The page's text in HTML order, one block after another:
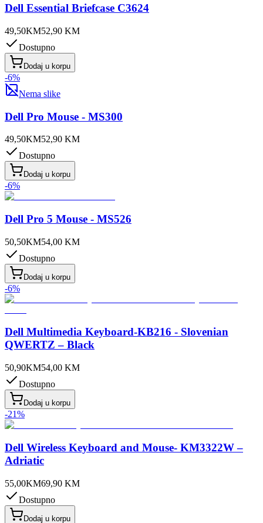
Dell Essential Briefcase C3624
49,50KM52,90 KM
Dostupno
Dodaj u korpu
-6%
Nema slike
Dell Pro Mouse - MS300
49,50KM52,90 KM
Dostupno
Dodaj u korpu
-6%
Dell Pro 5 Mouse - MS526
50,50KM54,00 KM
Dostupno
Dodaj u korpu
-6%
Dell Multimedia Keyboard-KB216 - Slovenian
QWERTZ – Black
50,90KM54,00 KM
Dostupno
Dodaj u korpu
-21%
Dell Wireless Keyboard and Mouse- KM3322W –
Adriatic
55,00KM69,90 KM
Dostupno
Dodaj u korpu